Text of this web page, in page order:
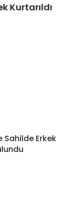
Kurtarıldı
Sahilde Erkek